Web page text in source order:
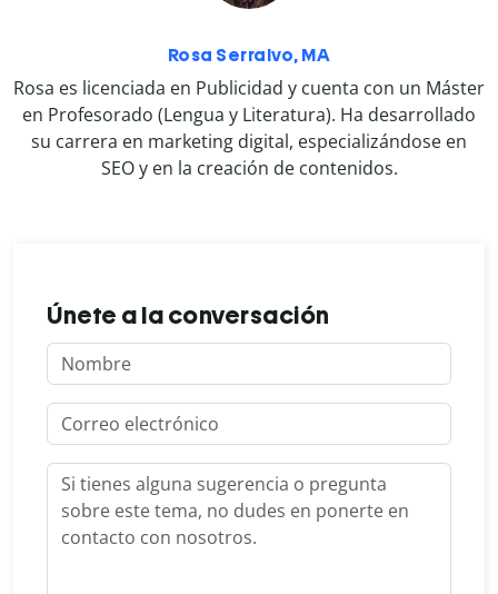
Rosa Serralvo, MA
Rosa es licenciada en Publicidad y cuenta con un Máster
en Profesorado (Lengua y Literatura). Ha desarrollado
su carrera en marketing digital, especializándose en
SEO y en la creación de contenidos.
Únete a la conversación